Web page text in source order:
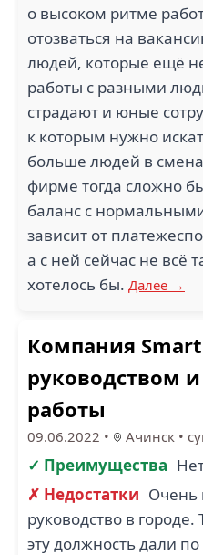
о высоком ритме
отозваться на
людей, которые ещё
работы с разными
страдают и юные
к которым нужно
больше людей в
фирме тогда сложно
баланс с
зависит от
а с ней сейчас не всё
хотелось бы. Далее →
Компания
руководством
работы
09.06.2022 • Ачинск •
✓ Преимущества
✗ Недостатки Очень
руководство в
эту должность дали